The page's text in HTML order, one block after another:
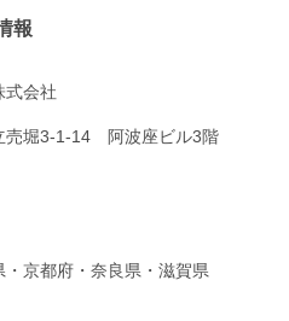
報
式会社
売堀3-1-14 阿波座ビル3階
京都府・奈良県・滋賀県